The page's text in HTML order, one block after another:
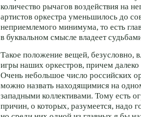
количество рычагов воздействия на
артистов оркестра уменьшилось до
неприемлемого минимума, то есть
в буквальном смысле владеет
Такое положение вещей, безусловно,
игры наших оркестров, причем
Очень небольшое число российских
можно назвать находящимися на
западными коллективами. Тому есть
причин, о которых, разумеется, надо